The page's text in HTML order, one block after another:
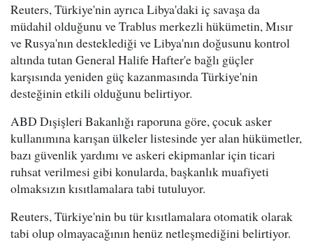
Reuters, Türkiye'nin ayrıca Libya'daki iç savaşa da
müdahil olduğunu ve Trablus merkezli hükümetin, Mısır
ve Rusya'nın desteklediği ve Libya'nın doğusunu kontrol
altında tutan General Halife Hafter'e bağlı güçler
karşısında yeniden güç kazanmasında Türkiye'nin
desteğinin etkili olduğunu belirtiyor.
ABD Dışişleri Bakanlığı raporuna göre, çocuk asker
kullanımına karışan ülkeler listesinde yer alan hükümetler,
bazı güvenlik yardımı ve askeri ekipmanlar için ticari
ruhsat verilmesi gibi konularda, başkanlık muafiyeti
olmaksızın kısıtlamalara tabi tutuluyor.
Reuters, Türkiye'nin bu tür kısıtlamalara otomatik olarak
tabi olup olmayacağının henüz netleşmediğini belirtiyor.